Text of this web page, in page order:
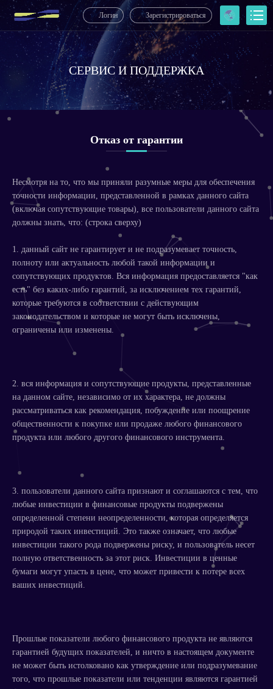
Логин Зарегистрироваться
СЕРВИС И ПОДДЕРЖКА
Отказ от гарантии
Несмотря на то, что мы приняли разумные меры для обеспечения
точности информации, представленной в рамках данного сайта
(включая сопутствующие товары), все пользователи данного сайта
должны знать, что: (строка сверху)
1. данный сайт не гарантирует и не подразумевает точность,
полноту или актуальность любой такой информации и
сопутствующих продуктов. Вся информация предоставляется "как
есть" без каких-либо гарантий, за исключением тех гарантий,
которые требуются в соответствии с действующим
законодательством и которые не могут быть исключены,
ограничены или изменены.
2. вся информация и сопутствующие продукты, представленные
на данном сайте, независимо от их характера, не должны
рассматриваться как рекомендация, побуждение или поощрение
общественности к покупке или продаже любого финансового
продукта или любого другого финансового инструмента.
3. пользователи данного сайта признают и соглашаются с тем, что
любые инвестиции в финансовые продукты подвержены
определенной степени неопределенности, которая определяется
природой таких инвестиций. Это также означает, что любые
инвестиции такого рода подвержены риску, и пользователь несет
полную ответственность за этот риск. Инвестиции в ценные
бумаги могут упасть в цене, что может привести к потере всех
ваших инвестиций.
Прошлые показатели любого финансового продукта не являются
гарантией будущих показателей, и ничто в настоящем документе
не может быть истолковано как утверждение или подразумевание
того, что прошлые показатели или тенденции являются гарантией